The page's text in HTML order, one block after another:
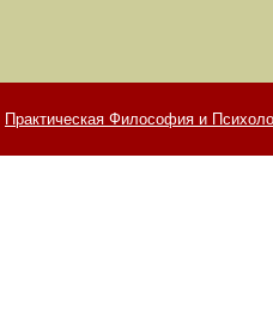
Практическая Философия и